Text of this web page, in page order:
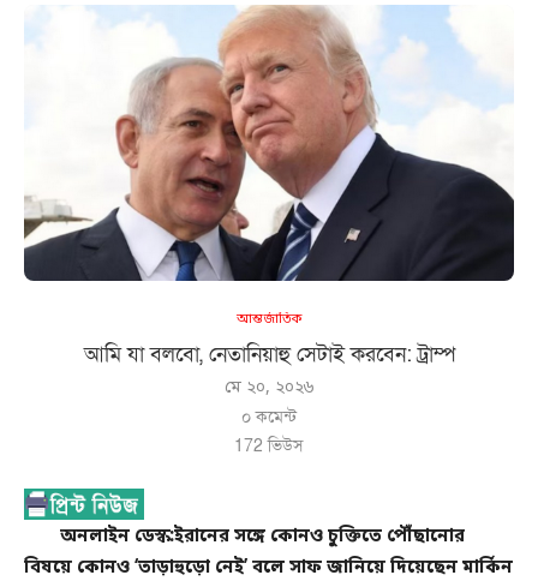
আন্তর্জাতিক
আমি যা বলবো, নেতানিয়াহু সেটাই করবেন: ট্রাম্প
মে ২০, ২০২৬
০ কমেন্ট
172 ভিউস
অনলাইন ডেস্ক:ইরানের সঙ্গে কোনও চুক্তিতে পৌঁছানোর
বিষয়ে কোনও ‘তাড়াহুড়ো নেই’ বলে সাফ জানিয়ে দিয়েছেন মার্কিন